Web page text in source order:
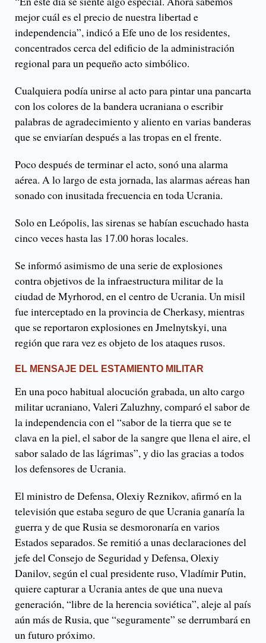
mejor cuál es el precio de nuestra libertad e
independencia”, indicó a Efe uno de los residentes,
concentrados cerca del edificio de la administración
regional para un pequeño acto simbólico.
Cualquiera podía unirse al acto para pintar una pancarta
con los colores de la bandera ucraniana o escribir
palabras de agradecimiento y aliento en varias banderas
que se enviarían después a las tropas en el frente.
Poco después de terminar el acto, sonó una alarma
aérea. A lo largo de esta jornada, las alarmas aéreas han
sonado con inusitada frecuencia en toda Ucrania.
Solo en Leópolis, las sirenas se habían escuchado hasta
cinco veces hasta las 17.00 horas locales.
Se informó asimismo de una serie de explosiones
contra objetivos de la infraestructura militar de la
ciudad de Myrhorod, en el centro de Ucrania. Un misil
fue interceptado en la provincia de Cherkasy, mientras
que se reportaron explosiones en Jmelnytskyi, una
región que rara vez es objeto de los ataques rusos.
EL MENSAJE DEL ESTAMIENTO MILITAR
En una poco habitual alocución grabada, un alto cargo
militar ucraniano, Valeri Zaluzhny, comparó el sabor de
la independencia con el “sabor de la tierra que se te
clava en la piel, el sabor de la sangre que llena el aire, el
sabor salado de las lágrimas”, y dio las gracias a todos
los defensores de Ucrania.
El ministro de Defensa, Olexiy Reznikov, afirmó en la
televisión que estaba seguro de que Ucrania ganaría la
guerra y de que Rusia se desmoronaría en varios
Estados separados. Se remitió a unas declaraciones del
jefe del Consejo de Seguridad y Defensa, Olexiy
Danilov, según el cual presidente ruso, Vladímir Putin,
quiere capturar a Ucrania antes de que una nueva
generación, “libre de la herencia soviética”, aleje al país
aún más de Rusia, que “seguramente” se derrumbará en
un futuro próximo.